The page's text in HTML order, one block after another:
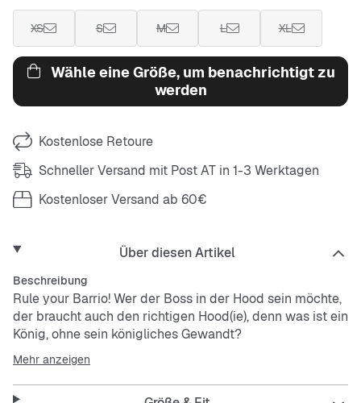
XS S M L XL
Wähle eine Größe, um benachrichtigt zu
werden
Kostenlose Retoure
Schneller Versand mit Post AT in 1-3 Werktagen
Kostenloser Versand ab 60€
Über diesen Artikel
Beschreibung
Rule your Barrio! Wer der Boss in der Hood sein möchte,
der braucht auch den richtigen Hood(ie), denn was ist ein
König, ohne sein königliches Gewandt?
Dieser Hoodie von SNIPES ist mehr als nur royal. Mit
dem lässigen Fit erreichst du das Maximum an Coziness.
Mehr anzeigen